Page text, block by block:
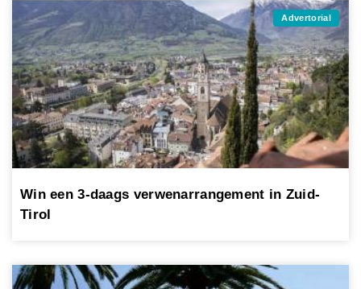
Advertorial
Win een 3-daags verwenarrangement in Zuid-
Tirol